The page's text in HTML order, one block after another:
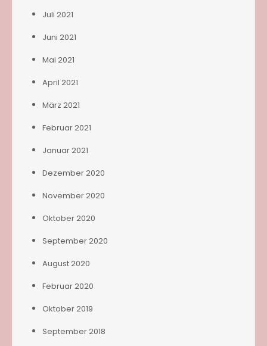
Juli 2021
Juni 2021
Mai 2021
April 2021
März 2021
Februar 2021
Januar 2021
Dezember 2020
November 2020
Oktober 2020
September 2020
August 2020
Februar 2020
Oktober 2019
September 2018